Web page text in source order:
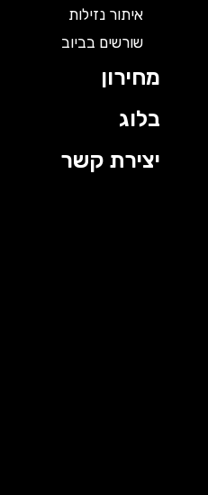
איתור נזילות
שורשים בביוב
מחירון
בלוג
יצירת קשר